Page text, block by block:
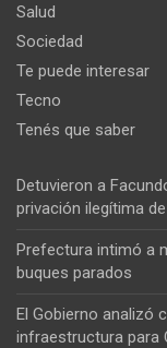
Salud
Sociedad
Te puede interesar
Tecno
Tenés que saber
Detuvieron a
privación ilegítima
Prefectura intimó a
buques parados
El Gobierno analizó
infraestructura para